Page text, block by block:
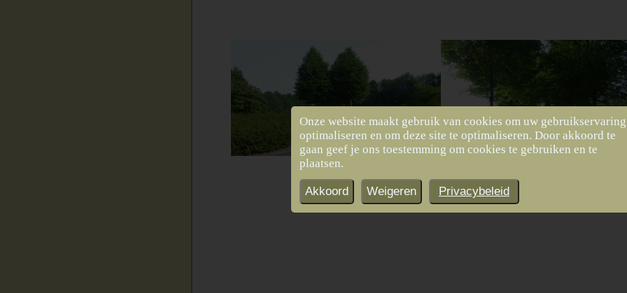
Onze website maakt gebruik van cookies om uw
optimaliseren en om deze site te optimaliseren. Door akkoord te
gaan geef je ons toestemming om cookies te gebruiken en te
plaatsen.
Akkoord Weigeren Privacybeleid